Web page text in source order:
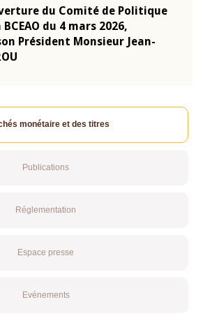
du Comité de Politique
du 4 mars 2026,
Président Monsieur Jean-
monétaire et des titres
Publications
Réglementation
Espace presse
Evénements